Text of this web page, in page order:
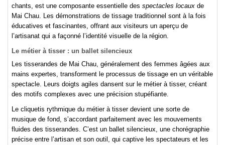
chants, est une composante essentielle des spectacles locaux de
Mai Chau. Les démonstrations de tissage traditionnel sont à la fois
éducatives et fascinantes, offrant aux visiteurs un aperçu de
l’artisanat qui a façonné l’identité visuelle de la région.
Le métier à tisser : un ballet silencieux
Les tisserandes de Mai Chau, généralement des femmes âgées aux
mains expertes, transforment le processus de tissage en un véritable
spectacle. Leurs doigts agiles dansent sur le métier à tisser, créant
des motifs complexes avec une précision stupéfiante.
Le cliquetis rythmique du métier à tisser devient une sorte de
musique de fond, s’accordant parfaitement avec les mouvements
fluides des tisserandes. C’est un ballet silencieux, une chorégraphie
précise entre l’artisan et son outil, qui captive les spectateurs et les